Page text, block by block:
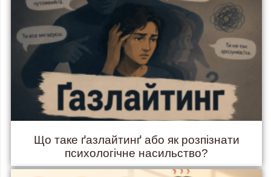
Що таке ґазлайтинґ або як розпізнати
психологічне насильство?